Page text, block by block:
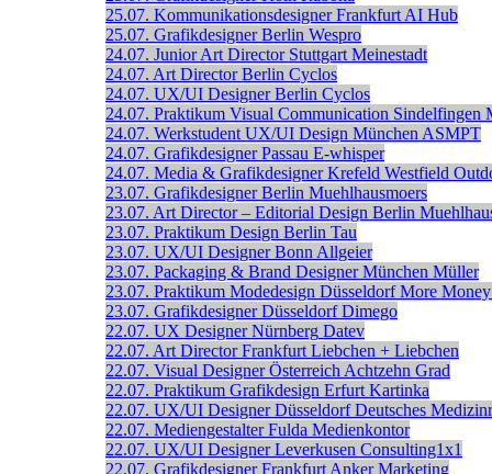
25.07. Kommunikationsdesigner Frankfurt AI Hub
25.07. Grafikdesigner Berlin Wespro
24.07. Junior Art Director Stuttgart Meinestadt
24.07. Art Director Berlin Cyclos
24.07. UX/UI Designer Berlin Cyclos
24.07. Praktikum Visual Communication Sindelfingen
24.07. Werkstudent UX/UI Design München ASMPT
24.07. Grafikdesigner Passau E-whisper
24.07. Media & Grafikdesigner Krefeld Westfield
23.07. Grafikdesigner Berlin Muehlhausmoers
23.07. Art Director – Editorial Design Berlin
23.07. Praktikum Design Berlin Tau
23.07. UX/UI Designer Bonn Allgeier
23.07. Packaging & Brand Designer München Müller
23.07. Praktikum Modedesign Düsseldorf More
23.07. Grafikdesigner Düsseldorf Dimego
22.07. UX Designer Nürnberg Datev
22.07. Art Director Frankfurt Liebchen + Liebchen
22.07. Visual Designer Österreich Achtzehn Grad
22.07. Praktikum Grafikdesign Erfurt Kartinka
22.07. UX/UI Designer Düsseldorf Deutsches
22.07. Mediengestalter Fulda Medienkontor
22.07. UX/UI Designer Leverkusen Consulting1x1
22.07. Grafikdesigner Frankfurt Anker Marketing